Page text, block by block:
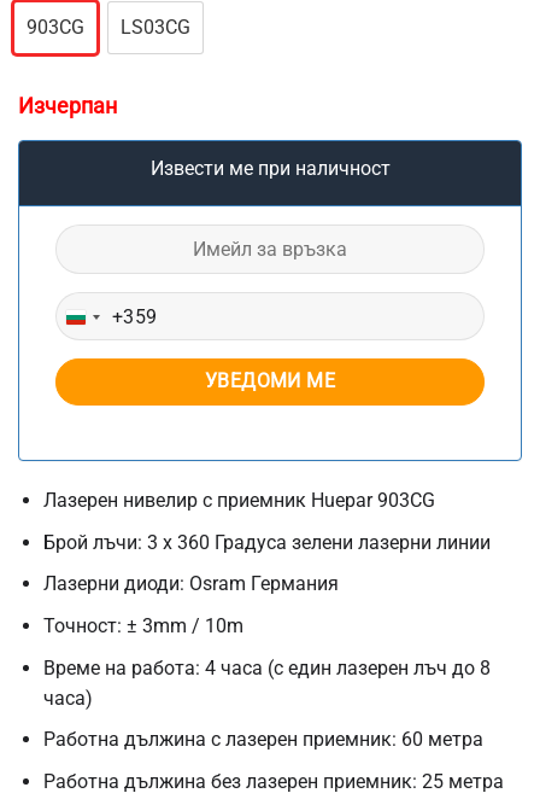
903CG
LS03CG
Изчерпан
Извести ме при наличност
BULGARIA
+359
+359
Лазерен нивелир с приемник Huepar 903CG
Брой лъчи: 3 х 360 Градуса зелени лазерни линии
Лазерни диоди: Osram Германия
Точност: ± 3mm / 10m
Време на работа: 4 часа (с един лазерен лъч до 8
часа)
Работна дължина с лазерен приемник: 60 метра
Работна дължина без лазерен приемник: 25 метра